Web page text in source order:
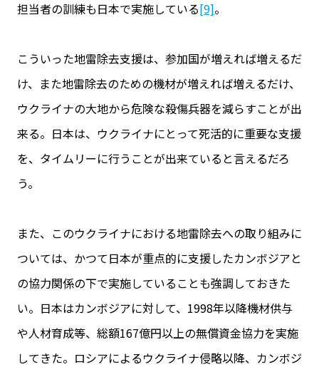
担当者の訓練も日本で実施している[9]。
こういった地雷除去支援は、参加国が増えれば増えるだ
け、また地雷除去のための機材が増えれば増えるだけ、
ウクライナの大地から危険な殺傷兵器を減らすことが出
来る。日本は、ウクライナにとって死活的に重要な支援
を、タイムリーに行うことが出来ていると言えるだろ
う。
また、このウクライナにおける地雷除去への取り組みに
ついては、かつて日本が重点的に支援したカンボジアと
の協力関係の下で実施していることも強調しておきた
い。日本はカンボジアに対して、1998年以降機材供与
や人材育成等、総額167億円以上の無償資金協力を実施
してきた。ロシアによるウクライナ侵略以降、カンボジ